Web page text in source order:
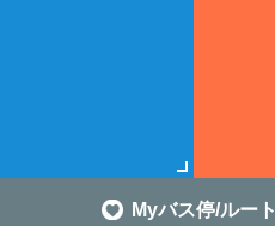
Myバス停/ルート